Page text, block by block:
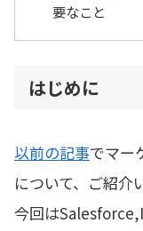
要なこと
はじめに
以前の記事でマー
について、ご紹介
今回は